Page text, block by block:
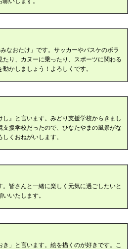
なおたけ」です。サッカーやバスケのボラ
たり、カヌーに乗ったり、スポーツに関わる
かしましょう！よろしくです。
』と言います。みどり支援学校からきまし
援学校だったので、ひなたやまの風景がな
くおねがいします。
皆さんと一緒に楽しく元気に過ごしたいと
いたします。
」と言います。絵を描くのが好きです。こ